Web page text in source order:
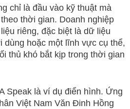
chỉ là đầu vào kỹ thuật mà
thời gian. Doanh nghiệp
riêng, đặc biệt là dữ liệu
hoặc một lĩnh vực cụ thể,
thủ khó bắt kịp trong thời gian
Speak là ví dụ điển hình. Ứng
Việt Nam Văn Đinh Hồng